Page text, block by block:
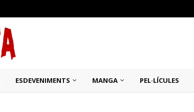
ESDEVENIMENTS MANGA PEL·LÍCULES